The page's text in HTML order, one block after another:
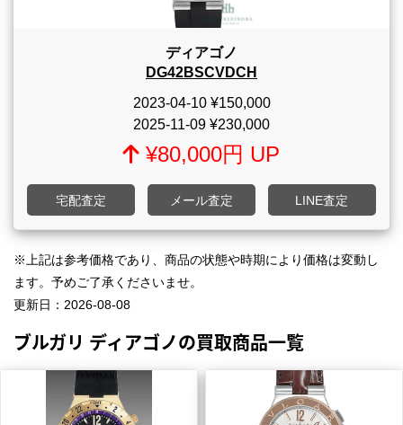
ディアゴノ
DG42BSCVDCH
2023-04-10¥150,000
2025-11-09 ¥230,000
¥80,000円 UP
宅配査定 メール査定 LINE査定
※上記は参考価格であり、商品の状態や時期により価格は変動し
ます。予めご了承くださいませ。
更新日： 2026-08-08
ブルガリ ディアゴノの買取商品一覧